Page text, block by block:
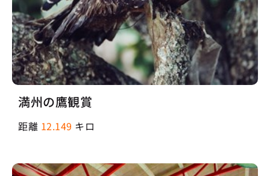
満州の鷹観賞
距離 12.149 キロ